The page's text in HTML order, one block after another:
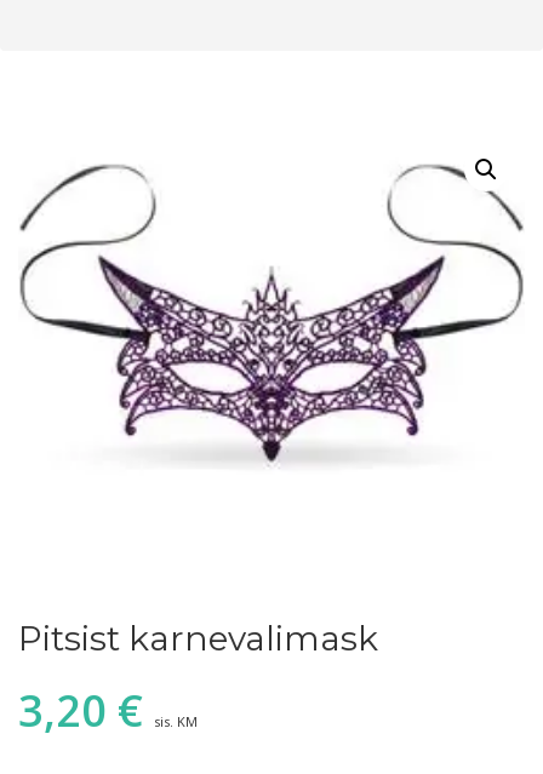
Pitsist karnevalimask
3,20 € sis. KM